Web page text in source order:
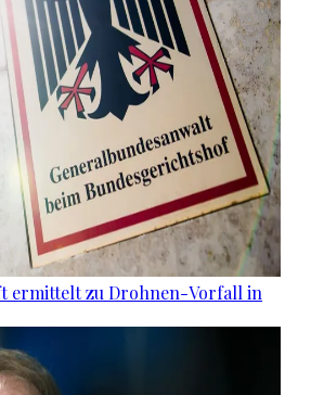
ermittelt zu Drohnen-Vorfall in